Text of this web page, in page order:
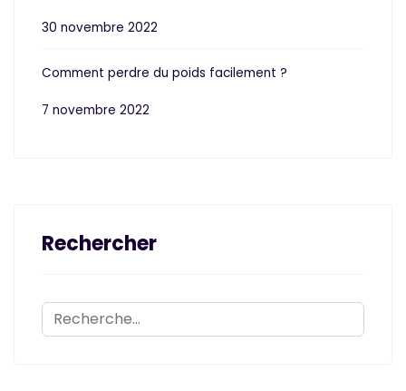
30 novembre 2022
Comment perdre du poids facilement ?
7 novembre 2022
Rechercher
Rechercher